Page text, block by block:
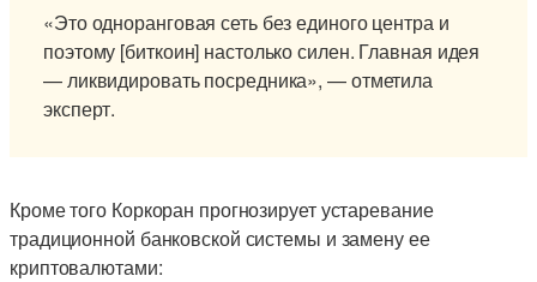
«Это одноранговая сеть без единого центра и
поэтому [биткоин] настолько силен. Главная идея
— ликвидировать посредника», — отметила
эксперт.
Кроме того Коркоран прогнозирует устаревание
традиционной банковской системы и замену ее
криптовалютами: